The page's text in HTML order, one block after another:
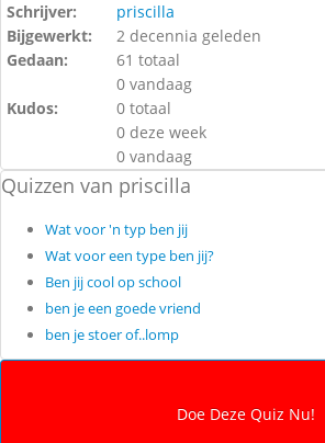
Schrijver:
priscilla
Bijgewerkt:
2 decennia geleden
Gedaan:
61 totaal
0 vandaag
Kudos:
0 totaal
0 deze week
0 vandaag
Quizzen van priscilla
Wat voor 'n typ ben jij
Wat voor een type ben jij?
Ben jij cool op school
ben je een goede vriend
ben je stoer of..lomp